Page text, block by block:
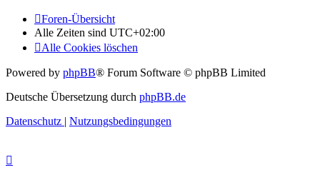
Foren-Übersicht
Alle Zeiten sind UTC+02:00
Alle Cookies löschen
Powered by phpBB® Forum Software © phpBB Limited
Deutsche Übersetzung durch phpBB.de
Datenschutz | Nutzungsbedingungen